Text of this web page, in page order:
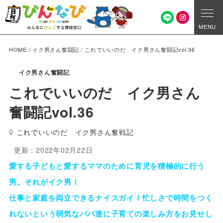
MENU
HOME / イク男さん奮闘記 / これでいいのだ イク男さん奮闘記vol.36
イク男さん奮闘記
これでいいのだ イク男さん
奮闘記vol.36
これでいいのだ イク男さん奮戦記
更新：2022年02月22日
愛する子どもと愛するママのために育児を積極的に行う
男。それがイク男！
仕事と家庭を両立できるナイスガイ！忙しさで時間をつく
れないという弱気なパパ達に子育ての楽しみ方をお見せし